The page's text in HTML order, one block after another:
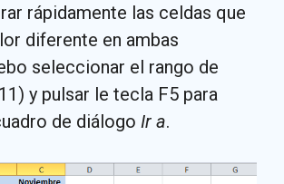
rápidamente las celdas que
diferente en ambas
seleccionar el rango de
y pulsar le tecla F5 para
de diálogo Ir a.